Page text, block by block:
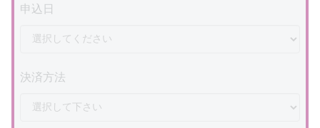
申込日
決済方法